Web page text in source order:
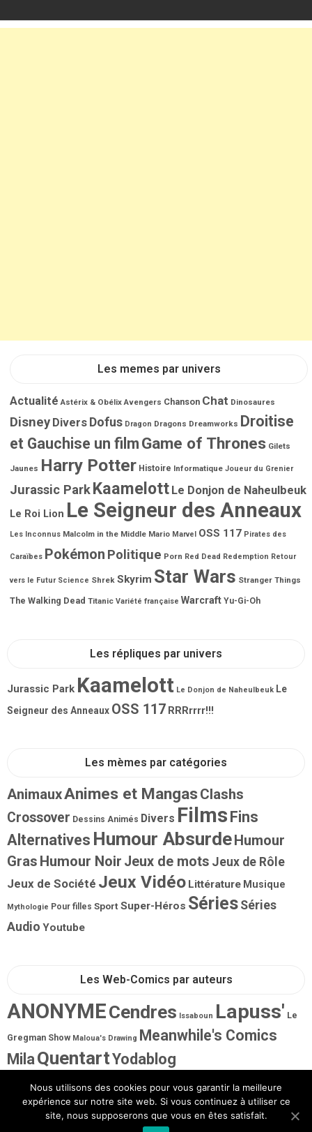
Les memes par univers
Actualité Astérix & Obélix Avengers Chanson Chat Dinosaures
Disney Divers Dofus Dragon Dragons Dreamworks Droitise
et Gauchise un film Game of Thrones Gilets
Jaunes Harry Potter Histoire Informatique Joueur du Grenier
Jurassic ParkKaamelott Le Donjon de Naheulbeuk
Le Roi Lion Le Seigneur des Anneaux
Les Inconnus Malcolm in the Middle Mario Marvel OSS 117 Pirates des
Caraïbes Pokémon Politique Porn Red Dead Redemption Retour
vers le Futur Science Shrek Skyrim Star Wars Stranger Things
The Walking Dead Titanic Variété française Warcraft Yu-Gi-Oh
Les répliques par univers
Jurassic Park Kaamelott Le Donjon de Naheulbeuk Le
Seigneur des Anneaux OSS 117 RRRrrrr!!!
Les mèmes par catégories
AnimauxAnimes et MangasClashs
Crossover Dessins Animés Divers Films Fins
Alternatives Humour AbsurdeHumour
Gras Humour Noir Jeux de mots Jeux de Rôle
Jeux de Société Jeux Vidéo Littérature Musique
Mythologie Pour filles SportSuper-Héros Séries Séries
Audio Youtube
Les Web-Comics par auteurs
ANONYMECendres Issaboun Lapuss' Le
Gregman Show Maloua's Drawing Meanwhile's Comics
MilaQuentartYodablog
Nous utilisons des cookies pour vous garantir la meilleure
expérience sur notre site web. Si vous continuez à utiliser ce
site, nous supposerons que vous en êtes satisfait.